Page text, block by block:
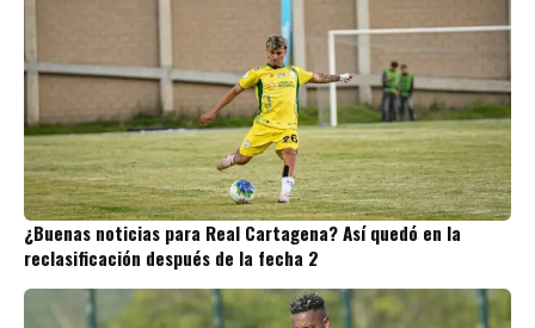
¿Buenas noticias para Real Cartagena? Así quedó en la
reclasificación después de la fecha 2